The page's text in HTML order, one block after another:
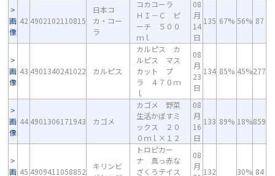
画
像
42 4902102110815
日本コ
カ・コー
ラ
コカコーラ
ＨＩ－Ｃ ピ
ーチ ５００
ｍｌ
08
月
14
日
135 67% 56% 87
画
像
43 4901340241022 カルピス
カルピス カ
ルピス マス
カット プ
ラ ４７０ｍ
ｌ
08
月
23
日
134 85% 45%277
画
像
44 4901306171943 カゴメ
カゴメ 野菜
生活かぼすミ
ックス ２０
０ｍｌ×１２
08
月
16
日
133 89% 18%859
画 45 4909411058852
キリンビ
トロピカー
ナ 真っ赤な
ざくろテイス
08
月
132 30% 84